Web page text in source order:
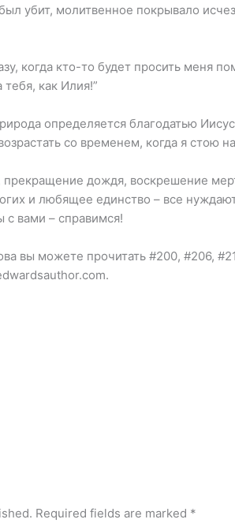
убит, молитвенное покрывало
когда кто-то будет просить меня
тебя, как Илия!”
определяется благодатью
со временем, когда я стою
дождя, воскрешение
и любящее единство – все
вами – справимся!
вы можете прочитать #200, #206,
Required fields are marked *